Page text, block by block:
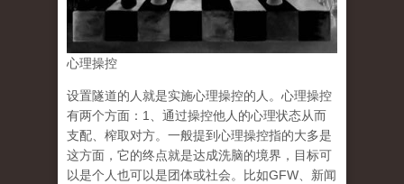
心理操控
设置隧道的人就是实施心理操控的人。心理操控
有两个方面：1、通过操控他人的心理状态从而
支配、榨取对方。一般提到心理操控指的大多是
这方面，它的终点就是达成洗脑的境界，目标可
以是个人也可以是团体或社会。比如GFW、新闻